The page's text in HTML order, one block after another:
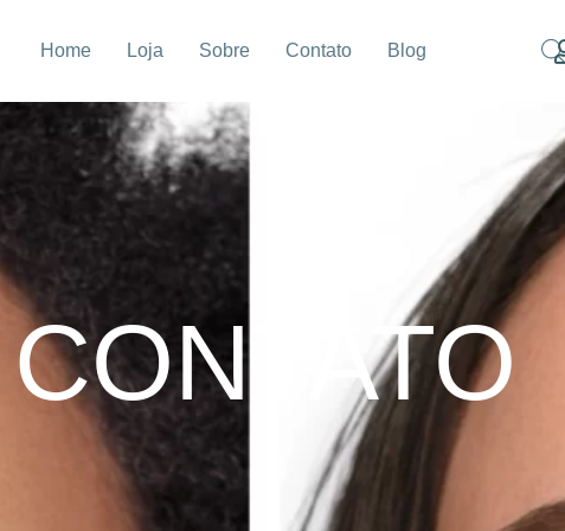
Home Loja Sobre Contato Blog
CONTATO